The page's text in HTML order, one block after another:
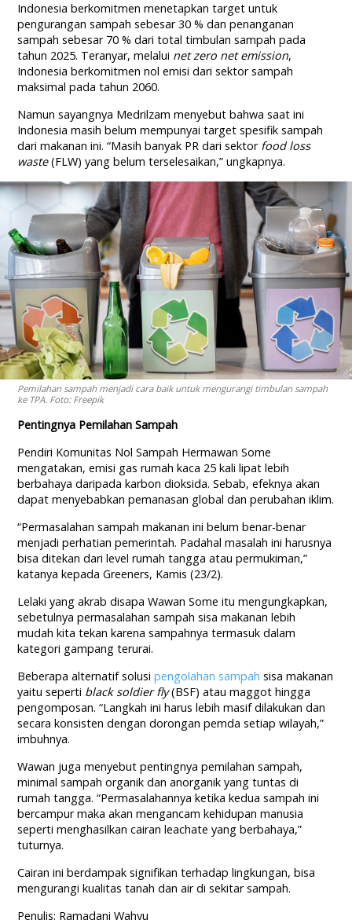
Indonesia berkomitmen menetapkan target untuk
pengurangan sampah sebesar 30 % dan penanganan
sampah sebesar 70 % dari total timbulan sampah pada
tahun 2025. Teranyar, melalui net zero net emission,
Indonesia berkomitmen nol emisi dari sektor sampah
maksimal pada tahun 2060.
Namun sayangnya Medrilzam menyebut bahwa saat ini
Indonesia masih belum mempunyai target spesifik sampah
dari makanan ini. “Masih banyak PR dari sektor food loss
waste(FLW) yang belum terselesaikan,” ungkapnya.
Pemilahan sampah menjadi cara baik untuk mengurangi timbulan sampah
ke TPA. Foto: Freepik
Pentingnya Pemilahan Sampah
Pendiri Komunitas Nol Sampah Hermawan Some
mengatakan, emisi gas rumah kaca 25 kali lipat lebih
berbahaya daripada karbon dioksida. Sebab, efeknya akan
dapat menyebabkan pemanasan global dan perubahan iklim.
“Permasalahan sampah makanan ini belum benar-benar
menjadi perhatian pemerintah. Padahal masalah ini harusnya
bisa ditekan dari level rumah tangga atau permukiman,”
katanya kepada Greeners, Kamis (23/2).
Lelaki yang akrab disapa Wawan Some itu mengungkapkan,
sebetulnya permasalahan sampah sisa makanan lebih
mudah kita tekan karena sampahnya termasuk dalam
kategori gampang terurai.
Beberapa alternatif solusipengolahan sampah sisa makanan
yaitu seperti black soldier fly(BSF) atau maggot hingga
pengomposan. “Langkah ini harus lebih masif dilakukan dan
secara konsisten dengan dorongan pemda setiap wilayah,”
imbuhnya.
Wawan juga menyebut pentingnya pemilahan sampah,
minimal sampah organik dan anorganik yang tuntas di
rumah tangga. “Permasalahannya ketika kedua sampah ini
bercampur maka akan mengancam kehidupan manusia
seperti menghasilkan cairan leachate yang berbahaya,”
tuturnya.
Cairan ini berdampak signifikan terhadap lingkungan, bisa
mengurangi kualitas tanah dan air di sekitar sampah.
Penulis: Ramadani Wahyu